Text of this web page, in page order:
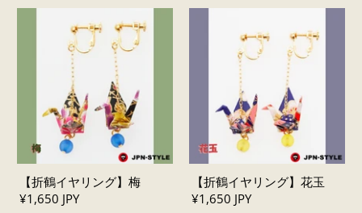
【折鶴イヤリング】梅
¥1,650 JPY
【折鶴イヤリング】花玉
¥1,650 JPY